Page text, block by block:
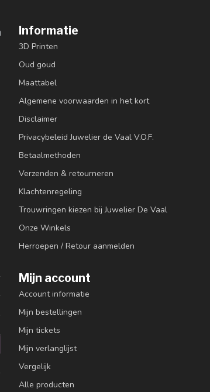
Informatie
3D Printen
Oud goud
Maattabel
Algemene voorwaarden in het kort
Disclaimer
Privacybeleid Juwelier de Vaal V.O.F.
Betaalmethoden
Verzenden & retourneren
Klachtenregeling
Trouwringen kiezen bij Juwelier De Vaal
Onze Winkels
Herroepen / Retour aanmelden
Mijn account
Account informatie
Mijn bestellingen
Mijn tickets
Mijn verlanglijst
Vergelijk
Alle producten